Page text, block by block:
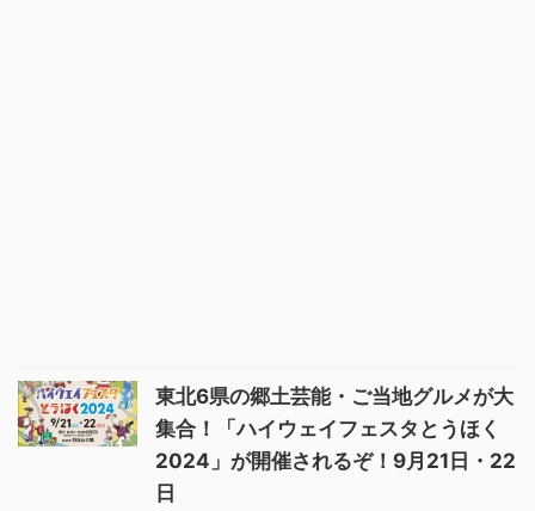
東北6県の郷土芸能・ご当地グルメが大
集合！「ハイウェイフェスタとうほく
2024」が開催されるぞ！9月21日・22
日